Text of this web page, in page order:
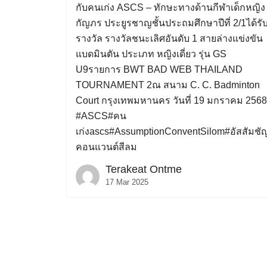
กับคนเก่ง ASCS – ทักษะทางด้านกีฬาเด็กหญิง
กัญภร ประยูรชาญชั้นประถมศึกษาปีที่ 2/1ได้รับ
รางวัล รางวัลชนะเลิศอันดับ 1 สายล่างแข่งขัน
แบดมินตัน ประเภท หญิงเดี่ยว รุ่น GS
U9รายการ BWT BAD WEB THAILAND
TOURNAMENT 2ณ สนาม C. C. Badminton
Court กรุงเทพมหานคร วันที่ 19 มกราคม 2568
#ASCS#คน
เก่งascs#AssumptionConventSilom#อัสสัมชั
คอนแวนต์สีลม
Terakeat Ontme
17 Mar 2025